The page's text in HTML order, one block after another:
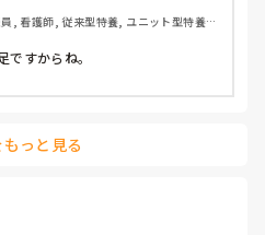
, 看護師, 従来型特養, ユニット型特養,
すからね。
っと見る